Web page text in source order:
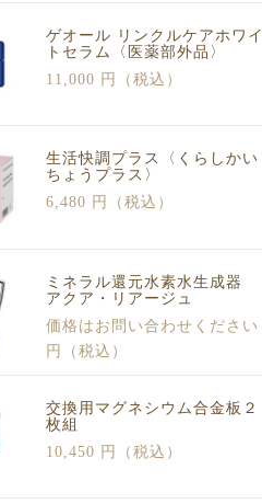
ゲオール リンクルケアホワイ
トセラム〈医薬部外品〉
11,000 円（税込）
生活快調プラス〈くらしかい
ちょうプラス〉
6,480 円（税込）
ミネラル還元水素水生成器
アクア・リアージュ
価格はお問い合わせください
円（税込）
交換用マグネシウム合金板２
枚組
10,450 円（税込）